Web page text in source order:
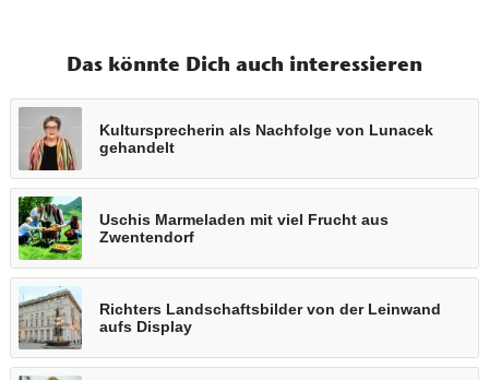
Das könnte Dich auch interessieren
Kultursprecherin als Nachfolge von Lunacek
gehandelt
Uschis Marmeladen mit viel Frucht aus
Zwentendorf
Richters Landschaftsbilder von der Leinwand
aufs Display